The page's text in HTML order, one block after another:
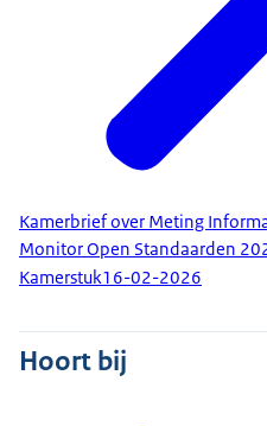
Kamerbrief over Meting
Monitor Open Standaarden
Kamerstuk16-02-2026
Hoort bij